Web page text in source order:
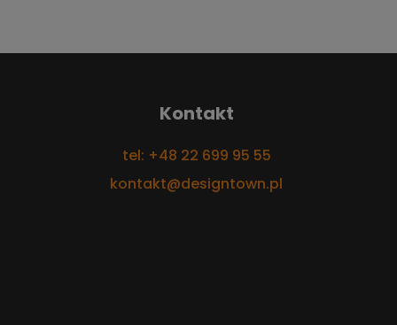
Kontakt
tel: +48 22 699 95 55
kontakt@designtown.pl